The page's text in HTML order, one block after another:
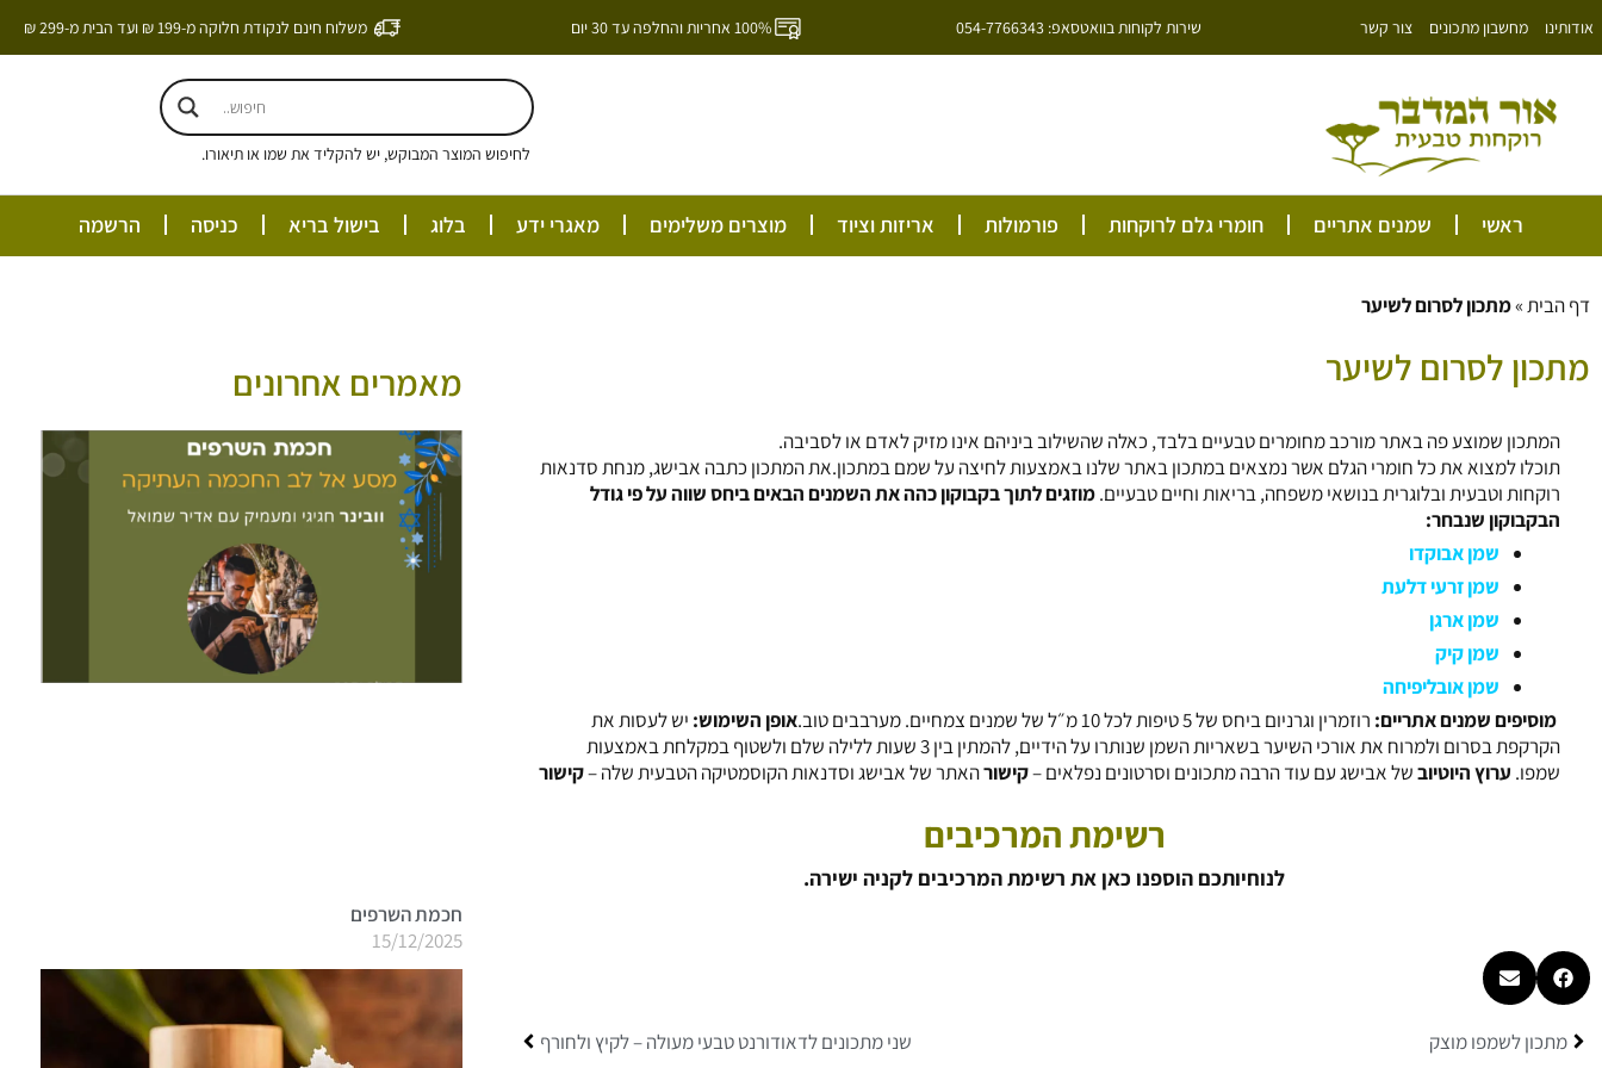
לתוכן
אודותינו מחשבון מתכונים צור קשר שירות לקוחות בוואטסאפ: 054-7766343 100% אחריות והחלפה עד 30 יום משלוח חינם לנקודת חלוקה מ-199 ₪ ועד הבית מ-299 ₪
לחיפוש המוצר המבוקש, יש להקליד את שמו או תיאורו.
ראשי שמנים אתריים חומרי גלם לרוקחות פורמולות אריזות וציוד מוצרים משלימים מאגרי ידע בלוג בישול בריא כניסה הרשמה
דף הבית»מתכון לסרום לשיער
מתכון לסרום לשיער
המתכון שמוצע פה באתר מורכב מחומרים טבעיים בלבד, כאלה שהשילוב ביניהם אינו מזיק לאדם או לסביבה.
תוכלו למצוא את כל חומרי הגלם אשר נמצאים במתכון באתר שלנו באמצעות לחיצה על שמם במתכון.את המתכון כתבה אבישג, מנחת סדנאות
רוקחות וטבעית ובלוגרית בנושאי משפחה, בריאות וחיים טבעיים.מוזגים לתוך בקבוקון כהה את השמנים הבאים ביחס שווה על פי גודל
הבקבוקון שנבחר:
שמן אבוקדו
שמן זרעי דלעת
שמן ארגן
שמן קיק
שמן אובליפיחה
מוסיפים שמנים אתריים: רוזמרין וגרניום ביחס של 5 טיפות לכל 10 מ״ל של שמנים צמחיים. מערבבים טוב. אופן השימוש: יש לעסות את
הקרקפת בסרום ולמרוח את אורכי השיער בשאריות השמן שנותרו על הידיים, להמתין בין 3 שעות ללילה שלם ולשטוף במקלחת באמצעות
שמפו. ערוץ היוטיובשל אבישג עם עוד הרבה מתכונים וסרטונים נפלאים –קישורהאתר של אבישג וסדנאות הקוסמטיקה הטבעית שלה –קישור
רשימת המרכיבים
לנוחיותכם הוספנו כאן את רשימת המרכיבים לקניה ישירה.
קודםמתכון לשמפו מוצק שני מתכונים לדאודורנט טבעי מעולה – לקיץ ולחורףהבא
מאמרים אחרונים
חכמת השרפים
15/12/2025